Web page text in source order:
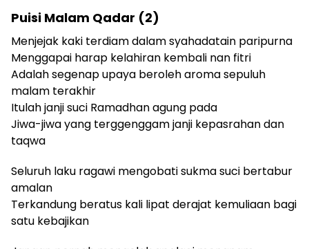
Puisi Malam Qadar (2)
Menjejak kaki terdiam dalam syahadatain paripurna
Menggapai harap kelahiran kembali nan fitri
Adalah segenap upaya beroleh aroma sepuluh
malam terakhir
Itulah janji suci Ramadhan agung pada
Jiwa-jiwa yang terggenggam janji kepasrahan dan
taqwa
Seluruh laku ragawi mengobati sukma suci bertabur
amalan
Terkandung beratus kali lipat derajat kemuliaan bagi
satu kebajikan